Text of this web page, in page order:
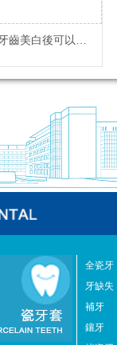
後可以喝可樂嗎？
全瓷牙
牙缺失
補牙
鑲牙